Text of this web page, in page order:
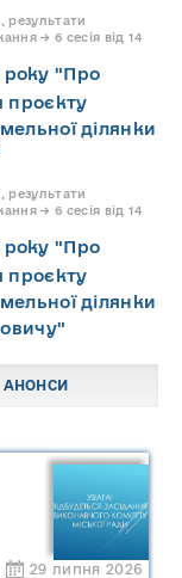
результати
→ 6 сесія від 14
року "Про
проєкту
ділянки
результати
→ 6 сесія від 14
року "Про
проєкту
ділянки
АНОНСИ
29 липня 2026